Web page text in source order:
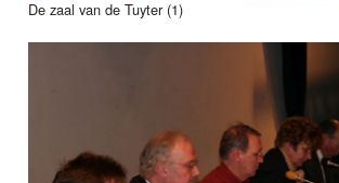
De zaal van de Tuyter (1)